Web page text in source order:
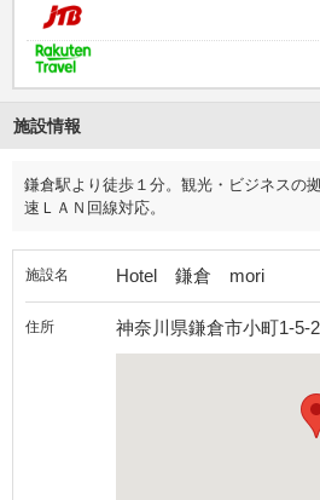
施設情報
鎌倉駅より徒歩１分。観光・ビジネスの
速ＬＡＮ回線対応。
施設名 Hotel 鎌倉 mori
住所 神奈川県鎌倉市小町1-5-